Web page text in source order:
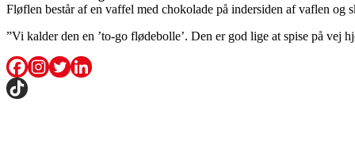
Fløflen består af en vaffel med chokolade på indersiden af vaflen
”Vi kalder den en ’to-go flødebolle’. Den er god lige at spise på